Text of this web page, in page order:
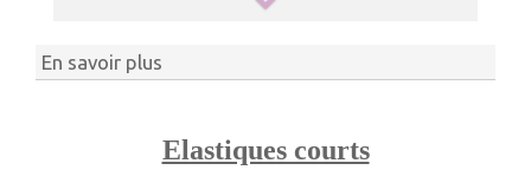
En savoir plus
Elastiques courts